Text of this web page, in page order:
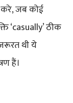
जब कोई
‘casually’ ठीक
थी ये
हैं।